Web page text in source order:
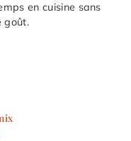
en cuisine sans
goût.